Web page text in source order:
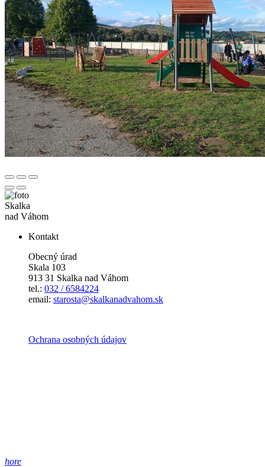
Skalka
nad Váhom
Kontakt
Obecný úrad
Skala 103
913 31 Skalka nad Váhom
tel.: 032 / 6584224
email: starosta@skalkanadvahom.sk
Ochrana osobných údajov
hore